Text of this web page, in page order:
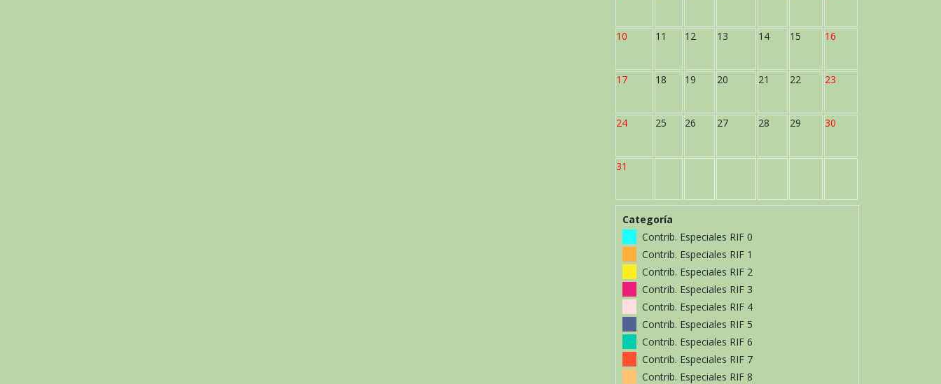
10 11 12 13 14 15 16
17 18 19 20 21 22 23
24 25 26 27 28 29 30
31
Categoría
Contrib. Especiales RIF 0
Contrib. Especiales RIF 1
Contrib. Especiales RIF 2
Contrib. Especiales RIF 3
Contrib. Especiales RIF 4
Contrib. Especiales RIF 5
Contrib. Especiales RIF 6
Contrib. Especiales RIF 7
Contrib. Especiales RIF 8